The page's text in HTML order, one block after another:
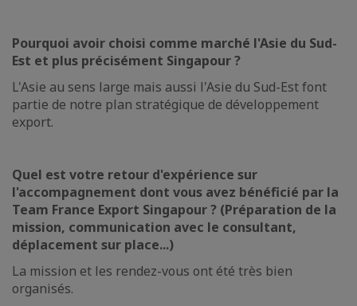
Pourquoi avoir choisi comme marché l'Asie du Sud-
Est et plus précisément Singapour ?
L'Asie au sens large mais aussi l'Asie du Sud-Est font
partie de notre plan stratégique de développement
export.
Quel est votre retour d'expérience sur
l'accompagnement dont vous avez bénéficié par la
Team France Export Singapour ? (Préparation de la
mission, communication avec le consultant,
déplacement sur place...)
La mission et les rendez-vous ont été très bien
organisés.